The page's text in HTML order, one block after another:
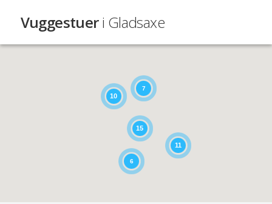
Vuggestueri Gladsaxe
15
10
11
7
6